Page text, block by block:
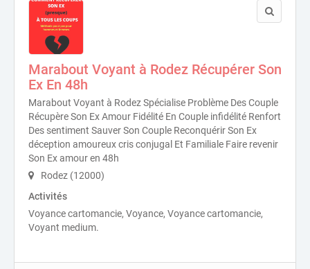
Marabout Voyant à Rodez Récupérer Son
Ex En 48h
Marabout Voyant à Rodez Spécialise Problème Des Couple
Récupère Son Ex Amour Fidélité En Couple infidélité Renfort
Des sentiment Sauver Son Couple Reconquérir Son Ex
déception amoureux cris conjugal Et Familiale Faire revenir
Son Ex amour en 48h
Rodez (12000)
Activités
Voyance cartomancie, Voyance, Voyance cartomancie,
Voyant medium.